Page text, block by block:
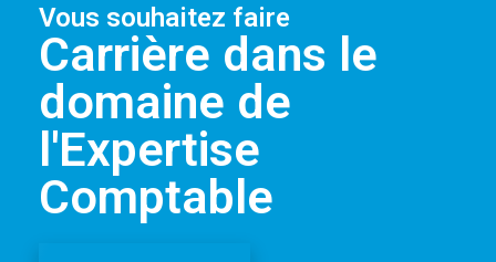
Vous souhaitez faire
Carrière dans le
domaine de
l'Expertise
Comptable